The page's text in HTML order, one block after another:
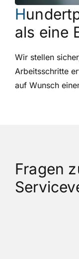
H
als eine
Wir stellen
Arbeitsschritte
auf Wunsch
Fragen